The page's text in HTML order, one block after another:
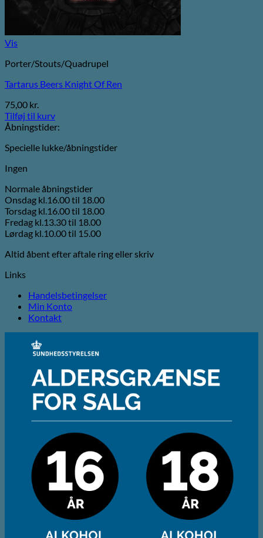
Vis
Porter/Stouts/Quadrupel
Tartarus Beers Knight Of Ren
75,00 kr.
Tilføj til kurv
Åbningstider:
Specielle lukke/åbningstider
Ingen
Normale åbningstider
Onsdag kl.16.00 til 18.00
Torsdag kl.16.00 til 18.00
Fredag kl.13.30 til 18.00
Lørdag kl.10.00 til 15.00
Altid åbent efter aftale ring eller skriv
Links
Handelsbetingelser
Min Konto
Kontakt